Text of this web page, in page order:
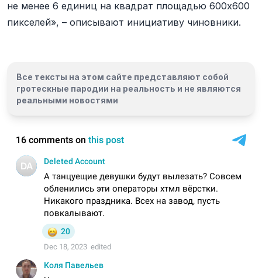
не менее 6 единиц на квадрат площадью 600х600
пикселей», – описывают инициативу чиновники.
Все тексты на этом сайте представляют собой
гротескные пародии на реальность и не являются
реальными новостями